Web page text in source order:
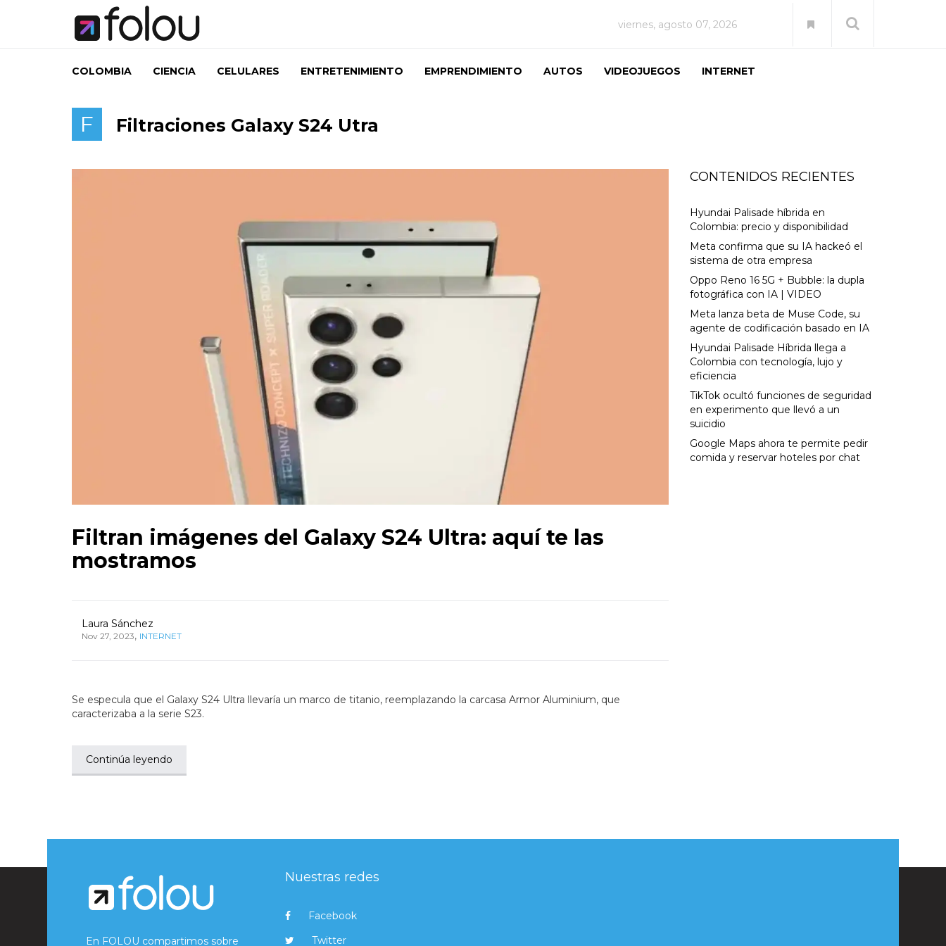
viernes, agosto 07, 2026
COLOMBIA CIENCIA CELULARES ENTRETENIMIENTO EMPRENDIMIENTO AUTOS VIDEOJUEGOS INTERNET
F Filtraciones Galaxy S24 Utra
Filtran imágenes del Galaxy S24 Ultra: aquí te las
mostramos
Laura Sánchez
Nov 27, 2023, INTERNET
Se especula que el Galaxy S24 Ultra llevaría un marco de titanio, reemplazando la carcasa Armor Aluminium, que
caracterizaba a la serie S23.
Continúa leyendo
CONTENIDOS RECIENTES
Hyundai Palisade híbrida en
Colombia: precio y disponibilidad
Meta confirma que su IA hackeó el
sistema de otra empresa
Oppo Reno 16 5G + Bubble: la dupla
fotográfica con IA | VIDEO
Meta lanza beta de Muse Code, su
agente de codificación basado en IA
Hyundai Palisade Híbrida llega a
Colombia con tecnología, lujo y
eficiencia
TikTok ocultó funciones de seguridad
en experimento que llevó a un
suicidio
Google Maps ahora te permite pedir
comida y reservar hoteles por chat
En FOLOU compartimos sobre
Nuestras redes
Facebook
Twitter